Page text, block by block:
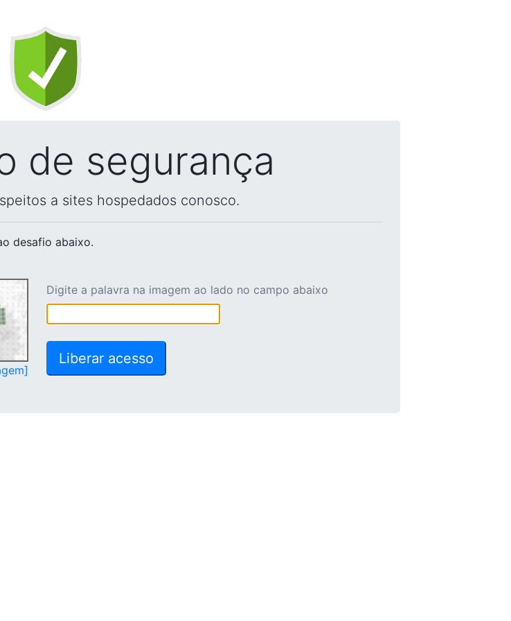
de segurança
a sites hospedados conosco.
desafio abaixo.
Digite a palavra na imagem ao lado no campo abaixo